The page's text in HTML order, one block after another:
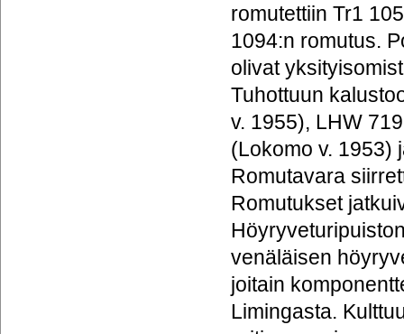
romutettiin Tr1
1094:n romutus.
olivat
Tuhottuun
v. 1955), LHW
(Lokomo v. 1953)
Romutavara
Romutukset
venäläisen
joitain
Limingasta.